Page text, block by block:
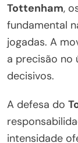
Tottenham,
fundamental
jogadas. A
a precisão no
decisivos.
A defesa do
intensidade